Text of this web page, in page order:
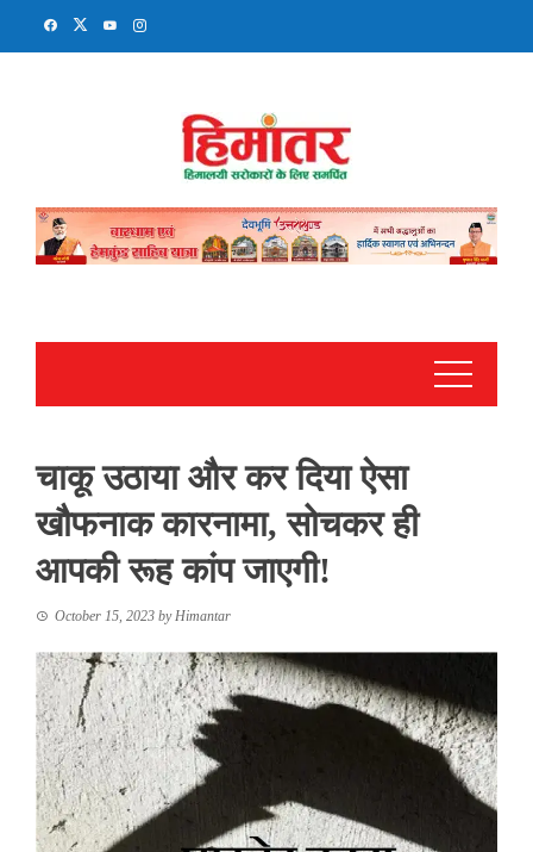
चाकू उठाया और कर दिया ऐसा
खौफनाक कारनामा, सोचकर ही
आपकी रूह कांप जाएगी!
October 15, 2023 byHimantar